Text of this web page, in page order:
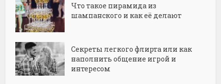
Что такое пирамида из
шампанского и как её делают
Секреты легкого флирта или как
наполнить общение игрой и
интересом